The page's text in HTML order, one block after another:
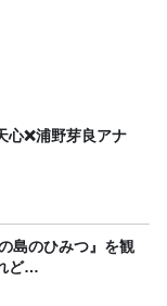
心❌浦野芽良アナ
島のひみつ』を観
ど…